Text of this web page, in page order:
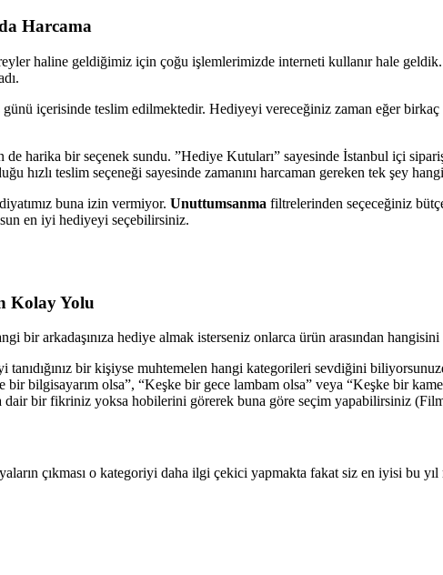
Harcama
haline geldiğimiz için çoğu işlemlerimizde interneti kullanır hale
içerisinde teslim edilmektedir. Hediyeyi vereceğiniz zaman eğer
de harika bir seçenek sundu. ”Hediye Kutuları” sayesinde İstanbul içi
hızlı teslim seçeneği sayesinde zamanını harcaman gereken tek şey
buna izin vermiyor. Unuttumsanma filtrelerinden seçeceğiniz
en iyi hediyeyi seçebilirsiniz.
Kolay Yolu
bir arkadaşınıza hediye almak isterseniz onlarca ürün arasından
tanıdığınız bir kişiyse muhtemelen hangi kategorileri sevdiğini
bir bilgisayarım olsa”, “Keşke bir gece lambam olsa” veya “Keşke bir
dair bir fikriniz yoksa hobilerini görerek buna göre seçim yapabilirsiniz
çıkması o kategoriyi daha ilgi çekici yapmakta fakat siz en iyisi bu